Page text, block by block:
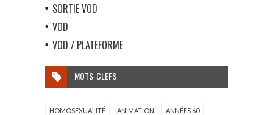
SORTIE VOD
VOD
VOD / PLATEFORME
MOTS-CLEFS
HOMOSEXUALITÉ ANIMATION ANNÉES 60